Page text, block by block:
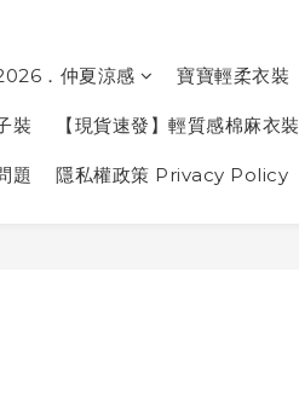
．仲夏涼感 寶寶輕柔衣裝
裝 【現貨速發】輕質感棉麻衣裝
題 隱私權政策 Privacy Policy